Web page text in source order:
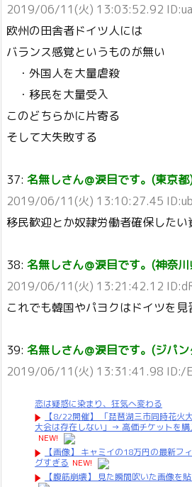
2019/06/11(火) 13:03:52.92
欧州の田舎者ドイツ人には
バランス感覚というものが無い
・外国人を大量虐殺
・移民を大量受入
このどちらかに片寄る
そして大失敗する
37: 名無しさん＠涙目です。(東京
2019/06/11(火) 13:10:27.45
移民歓迎とか奴隷労働者確保したい
38: 名無しさん＠涙目です。(神奈
2019/06/11(火) 13:21:42.12
これでも韓国やパヨクはドイツを
39: 名無しさん＠涙目です。(ジパ
2019/06/11(火) 13:31:41.98 ID:/
恋は疑惑に染まり、狂気へ変わる
【8/22開催】 「琵琶湖三市同時花火
大会は存在しない」→ 高価チケットを購
NEW!
【画像】 キャミイの18万円の最新フ
グすぎる NEW!
【腹筋崩壊】 見た瞬間吹いた画像を